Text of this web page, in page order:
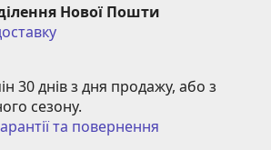
Нової Пошти
30 днів з дня продажу, або з
сезону.
та повернення